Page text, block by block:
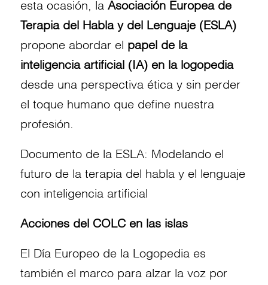
esta ocasión, la Asociación Europea de
Terapia del Habla y del Lenguaje (ESLA)
propone abordar el papel de la
inteligencia artificial (IA) en la logopedia
desde una perspectiva ética y sin perder
el toque humano que define nuestra
profesión.
Documento de la ESLA: Modelando el
futuro de la terapia del habla y el lenguaje
con inteligencia artificial
Acciones del COLC en las islas
El Día Europeo de la Logopedia es
también el marco para alzar la voz por